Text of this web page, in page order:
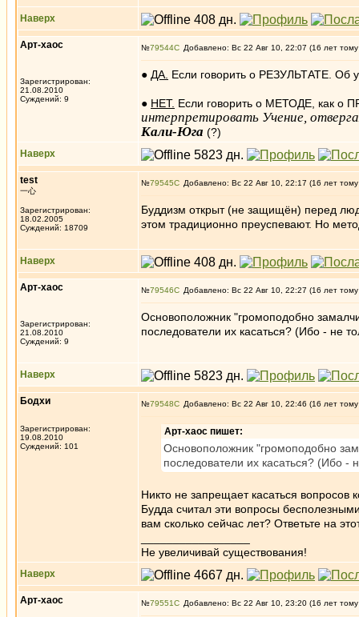
Наверх
Арт-хаос
Зарегистрирован:
21.08.2010
Суждений: 9
№79544 Добавлено: Вс 22 Авг 10, 22:07 (16 лет
● ДА. Если говорить о РЕЗУЛЬТАТЕ. Об
● НЕТ. Если говорить о МЕТОДЕ, как о
интерпретировать Учение,
Кали-Юга (?)
Наверх
test
一心
Зарегистрирован:
18.02.2005
Суждений: 18709
№79545 Добавлено: Вс 22 Авг 10, 22:17 (16 лет
Буддизм открыт (не защищён) перед
этом традиционно преуспевают. Но
Наверх
Арт-хаос
Зарегистрирован:
21.08.2010
Суждений: 9
№79546 Добавлено: Вс 22 Авг 10, 22:27 (16 лет
Основоположник "громоподобно
последователи их касаться? (Ибо - не
Наверх
Бодхи
Зарегистрирован:
19.08.2010
Суждений: 101
№79548 Добавлено: Вс 22 Авг 10, 22:46 (16 лет
Арт-хаос пишет:
Основоположник "громоподобно
последователи их касаться? (Ибо
Никто не запрещает касаться
Будда считал эти вопросы
вам сколько сейчас лет? Ответьте на
Не увеличивай существования!
Наверх
Арт-хаос №79551 Добавлено: Вс 22 Авг 10, 23:20 (16 лет